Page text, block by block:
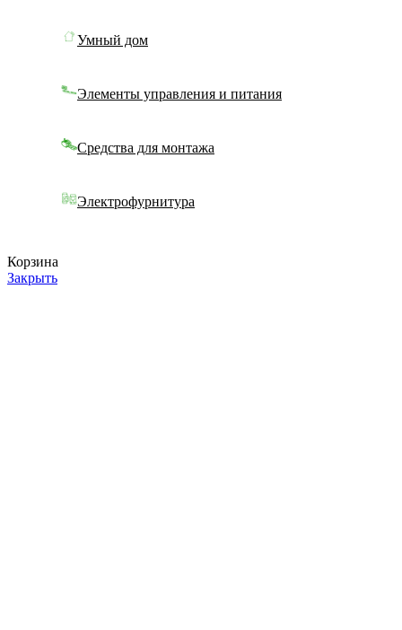
Умный дом
Элементы управления и питания
Средства для монтажа
Электрофурнитура
Корзина
Закрыть